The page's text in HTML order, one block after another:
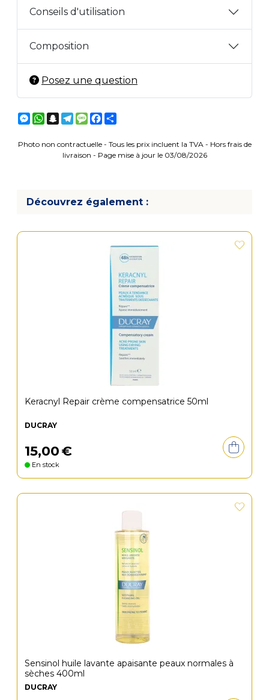
Conseils d'utilisation
Composition
Posez une question
Messenger
WhatsApp
Snapchat
Telegram
MessageFacebook
Photo non contractuelle - Tous les prix incluent la TVA - Hors frais de
livraison - Page mise à jour le 03/08/2026
Découvrez également :
Keracnyl Repair crème compensatrice 50ml
DUCRAY
15,00€
En stock
Sensinol huile lavante apaisante peaux normales à
sèches 400ml
DUCRAY